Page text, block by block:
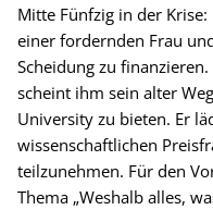
Mitte Fünfzig in der
einer fordernden Frau
Scheidung zu
scheint ihm sein alter
University zu bieten. Er
wissenschaftlichen
teilzunehmen. Für den
Thema „Weshalb alles,